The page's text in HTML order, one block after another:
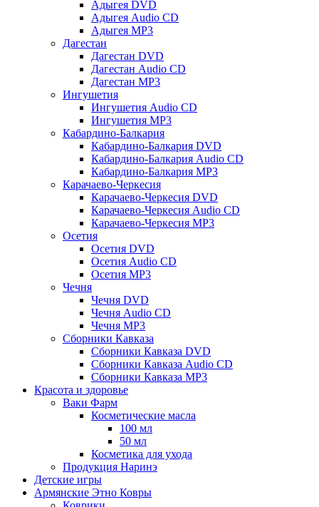
Адыгея DVD
Адыгея Audio CD
Адыгея MP3
Дагестан
Дагестан DVD
Дагестан Audio CD
Дагестан MP3
Ингушетия
Ингушетия Audio CD
Ингушетия MP3
Кабардино-Балкария
Кабардино-Балкария DVD
Кабардино-Балкария Audio CD
Кабардино-Балкария MP3
Карачаево-Черкесия
Карачаево-Черкесия DVD
Карачаево-Черкесия Audio CD
Карачаево-Черкесия MP3
Осетия
Осетия DVD
Осетия Audio CD
Осетия MP3
Чечня
Чечня DVD
Чечня Audio CD
Чечня MP3
Сборники Кавказа
Сборники Кавказа DVD
Сборники Кавказа Audio CD
Сборники Кавказа MP3
Красота и здоровье
Ваки Фарм
Косметические масла
100 мл
50 мл
Косметика для ухода
Продукция Наринэ
Детские игры
Армянские Этно Ковры